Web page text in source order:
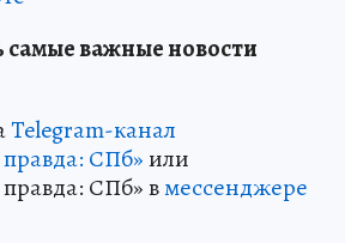
самые важные новости
Telegram-канал
СПб»или
СПб» вмессенджере